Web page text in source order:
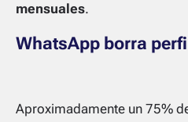
mensuales.
WhatsApp borra
Aproximadamente un 75%